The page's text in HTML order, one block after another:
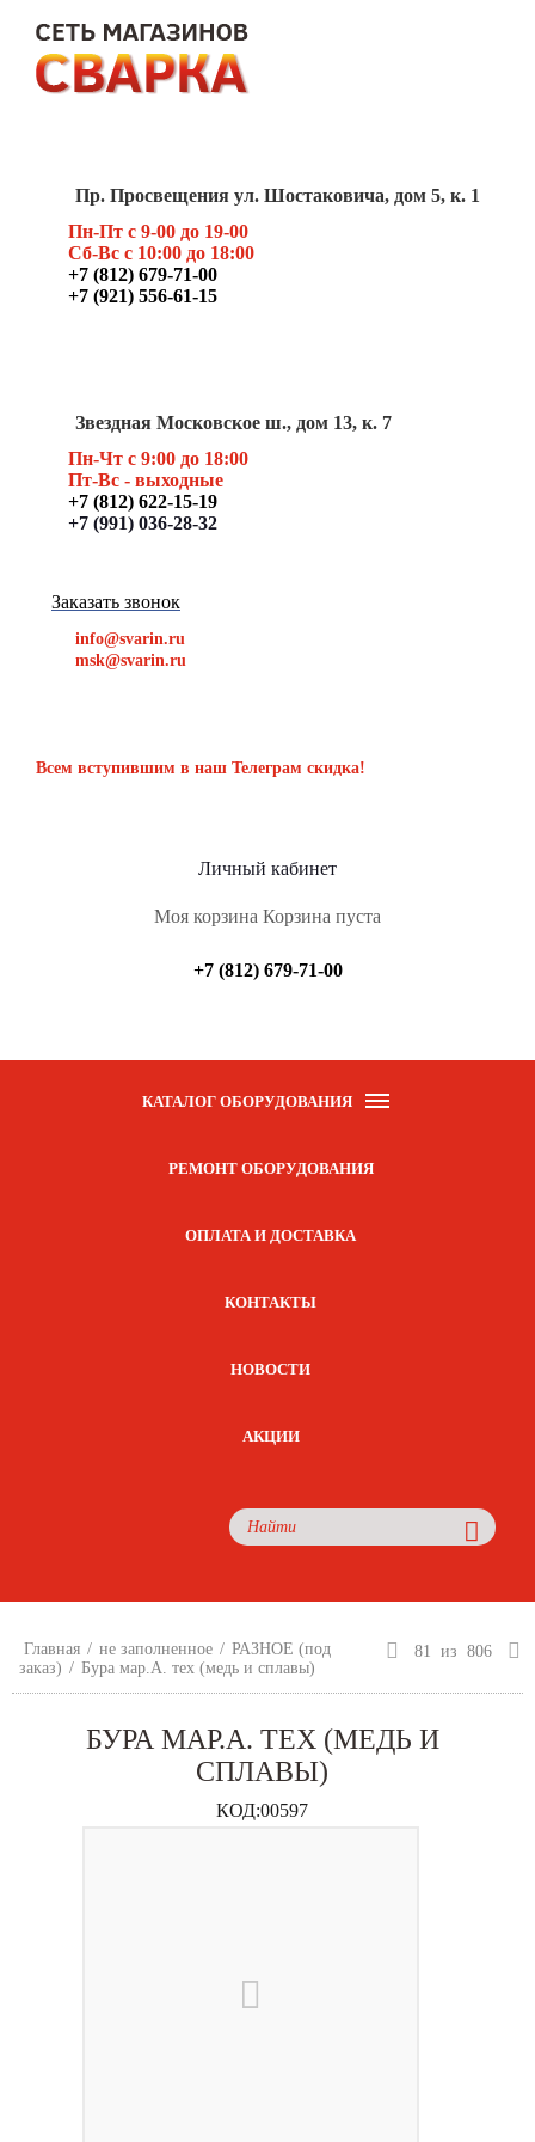
Пр. Просвещения ул. Шостаковича, дом 5, к. 1
Пн-Пт с 9-00 до 19-00
Сб-Вс с 10:00 до 18:00
+7 (812) 679-71-00
+7 (921) 556-61-15
Звездная Московское ш., дом 13, к. 7
Пн-Чт с 9:00 до 18:00
Пт-Вс - выходные
+7 (812) 622-15-19
+7 (991) 036-28-32
Заказать звонок
info@svarin.ru
msk@svarin.ru
Всем вступившим в наш Телеграм скидка!
Личный кабинет
Моя корзина Корзина пуста
+7 (812) 679-71-00
КАТАЛОГ ОБОРУДОВАНИЯ
РЕМОНТ ОБОРУДОВАНИЯ
ОПЛАТА И ДОСТАВКА
КОНТАКТЫ
НОВОСТИ
АКЦИИ
Главная / не заполненное / РАЗНОЕ (под
заказ) / Бура мар.А. тех (медь и сплавы)
81 из 806
БУРА МАР.А. ТЕХ (МЕДЬ И
СПЛАВЫ)
КОД:00597